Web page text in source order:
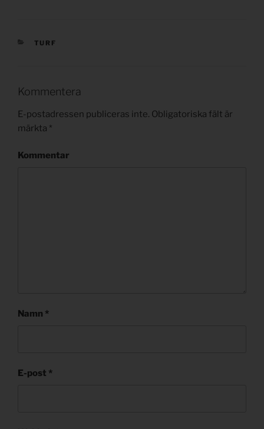
KATEGORIER
TURF
Kommentera
E-postadressen publiceras inte. Obligatoriska fält är
märkta *
Kommentar
Namn *
E-post *